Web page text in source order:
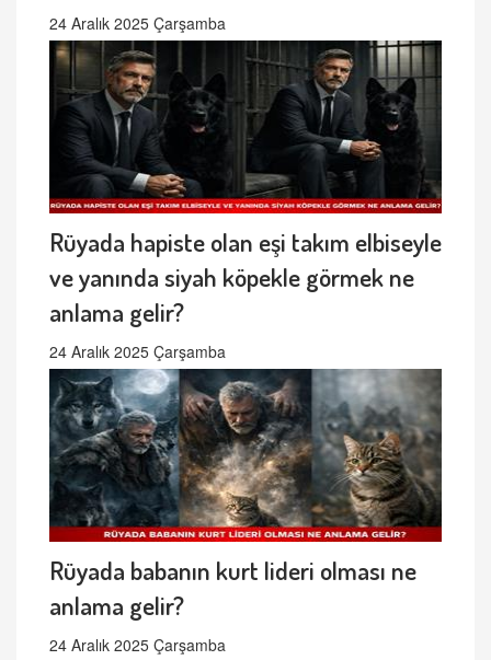
24 Aralık 2025 Çarşamba
Rüyada hapiste olan eşi takım elbiseyle
ve yanında siyah köpekle görmek ne
anlama gelir?
24 Aralık 2025 Çarşamba
Rüyada babanın kurt lideri olması ne
anlama gelir?
24 Aralık 2025 Çarşamba